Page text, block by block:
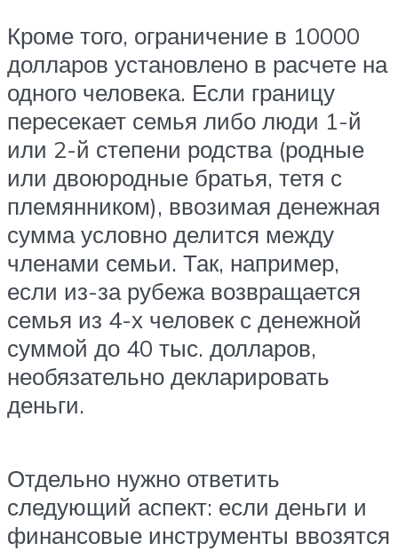
Кроме того, ограничение в 10000
долларов установлено в расчете на
одного человека. Если границу
пересекает семья либо люди 1-й
или 2-й степени родства (родные
или двоюродные братья, тетя с
племянником), ввозимая денежная
сумма условно делится между
членами семьи. Так, например,
если из-за рубежа возвращается
семья из 4-х человек с денежной
суммой до 40 тыс. долларов,
необязательно декларировать
деньги.
Отдельно нужно ответить
следующий аспект: если деньги и
финансовые инструменты ввозятся